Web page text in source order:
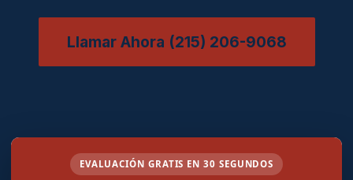
Llamar Ahora (215) 206-9068
EVALUACIÓN GRATIS EN 30 SEGUNDOS